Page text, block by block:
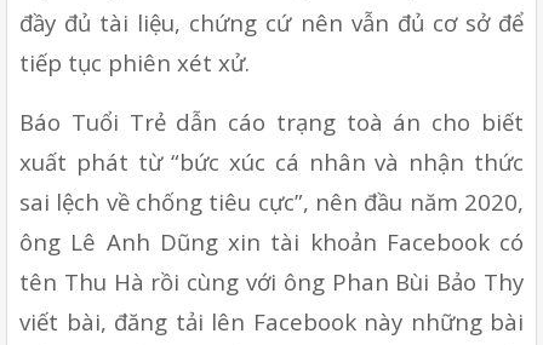
đầy đủ tài liệu, chứng cứ nên vẫn đủ cơ sở để
tiếp tục phiên xét xử.
Báo Tuổi Trẻ dẫn cáo trạng toà án cho biết
xuất phát từ “bức xúc cá nhân và nhận thức
sai lệch về chống tiêu cực”, nên đầu năm 2020,
ông Lê Anh Dũng xin tài khoản Facebook có
tên Thu Hà rồi cùng với ông Phan Bùi Bảo Thy
viết bài, đăng tải lên Facebook này những bài